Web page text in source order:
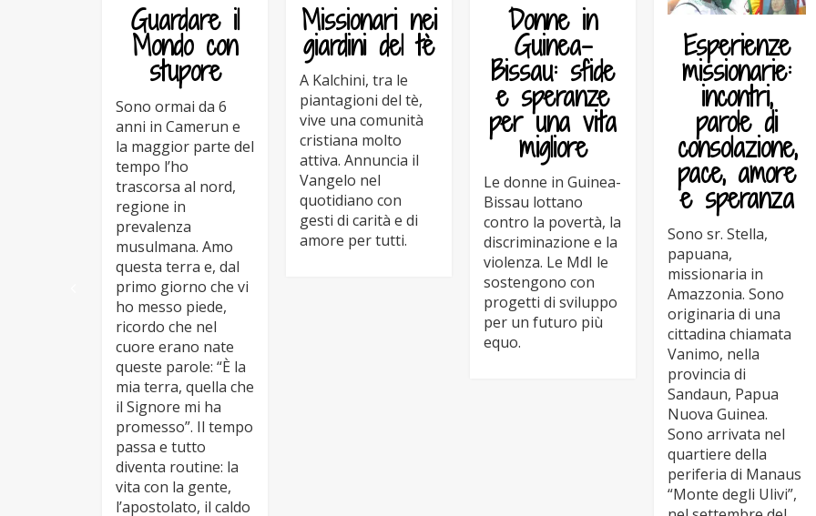
Guardare il
Mondo con
stupore
Sono ormai da 6
anni in Camerun e
la maggior parte del
tempo l’ho
trascorsa al nord,
regione in
prevalenza
musulmana. Amo
questa terra e, dal
primo giorno che vi
ho messo piede,
ricordo che nel
cuore erano nate
queste parole: “È la
mia terra, quella che
il Signore mi ha
promesso”. Il tempo
passa e tutto
diventa routine: la
vita con la gente,
l’apostolato, il caldo
Missionari nei
giardini del tè
A Kalchini, tra le
piantagioni del tè,
vive una comunità
cristiana molto
attiva. Annuncia il
Vangelo nel
quotidiano con
gesti di carità e di
amore per tutti.
Donne in
Guinea-
Bissau: sfide
e speranze
per una vita
migliore
Le donne in Guinea-
Bissau lottano
contro la povertà, la
discriminazione e la
violenza. Le MdI le
sostengono con
progetti di sviluppo
per un futuro più
equo.
Esperienze
missionarie:
incontri,
parole di
consolazione,
pace, amore
e speranza
Sono sr. Stella,
papuana,
missionaria in
Amazzonia. Sono
originaria di una
cittadina chiamata
Vanimo, nella
provincia di
Sandaun, Papua
Nuova Guinea.
Sono arrivata nel
quartiere della
periferia di Manaus
“Monte degli Ulivi”,